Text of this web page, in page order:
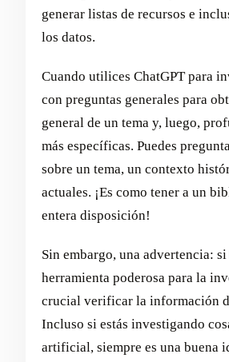
generar listas de recursos e
los datos.
Cuando utilices ChatGPT para
con preguntas generales para
general de un tema y, luego,
más específicas. Puedes
sobre un tema, un contexto
actuales. ¡Es como tener a un
entera disposición!
Sin embargo, una advertencia:
herramienta poderosa para la
crucial verificar la información
Incluso si estás investigando
artificial, siempre es una buena